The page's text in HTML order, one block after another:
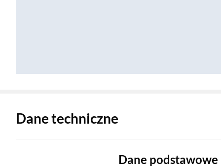
Dane techniczne
Dane podstawowe